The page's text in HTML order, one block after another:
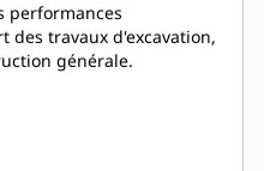
performances
des travaux d'excavation,
générale.